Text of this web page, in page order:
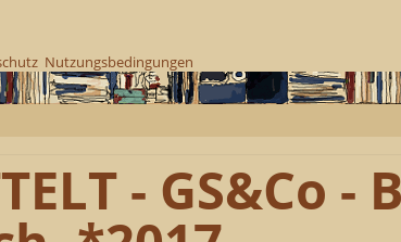
Nutzungsbedingungen
- GS&Co